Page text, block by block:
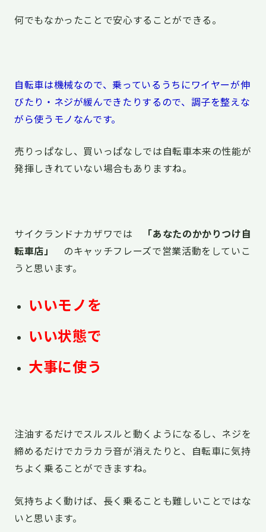
何でもなかったことで安心することができる。
自転車は機械なので、乗っているうちにワイヤーが伸
びたり・ネジが緩んできたりするので、調子を整えな
がら使うモノなんです。
売りっぱなし、買いっぱなしでは自転車本来の性能が
発揮しきれていない場合もありますね。
サイクランドナカザワでは
「あなたのかかりつけ自
転車店」
のキャッチフレーズで営業活動をしていこ
うと思います。
いいモノを
いい状態で
大事に使う
注油するだけでスルスルと動くようになるし、ネジを
締めるだけでカラカラ音が消えたりと、自転車に気持
ちよく乗ることができますね。
気持ちよく動けば、長く乗ることも難しいことではな
いと思います。